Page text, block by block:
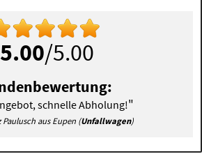
5.00/5.00
schnelle Abholung!"
Paulusch aus Eupen (Unfallwagen)